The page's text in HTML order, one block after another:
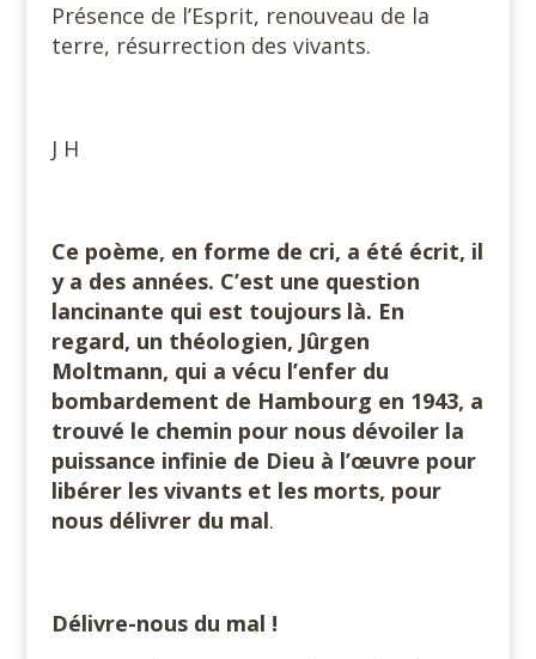
Présence de l’Esprit, renouveau de la
terre, résurrection des vivants.
J H
Ce poème, en forme de cri, a été écrit, il
y a des années. C’est une question
lancinante qui est toujours là. En
regard, un théologien, Jûrgen
Moltmann, qui a vécu l’enfer du
bombardement de Hambourg en 1943, a
trouvé le chemin pour nous dévoiler la
puissance infinie de Dieu à l’œuvre pour
libérer les vivants et les morts, pour
nous délivrer du mal.
Délivre-nous du mal !